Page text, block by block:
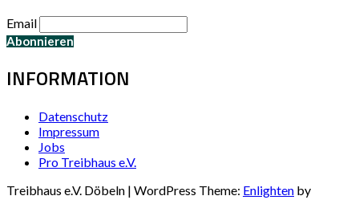
Email
INFORMATION
Datenschutz
Impressum
Jobs
Pro Treibhaus e.V.
Treibhaus e.V. Döbeln | WordPress Theme: Enlighten by